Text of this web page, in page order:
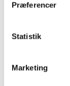
Præferencer
Statistik
Marketing
Vare nr.:
og
Velegnet